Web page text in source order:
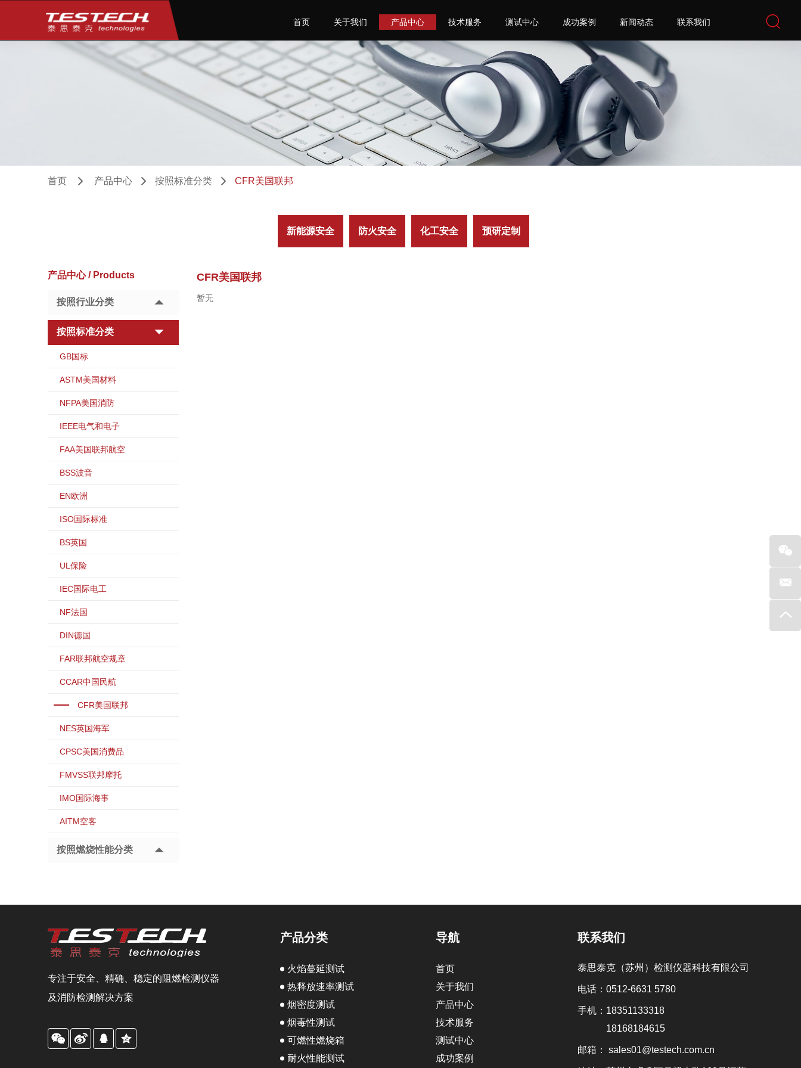
首页 关于我们 产品中心 技术服务 测试中心 成功案例 新闻动态 联系我们
首页 产品中心 按照标准分类 CFR美国联邦
新能源安全 防火安全 化工安全 预研定制
产品中心 / Products
按照行业分类
按照标准分类
GB国标
ASTM美国材料
NFPA美国消防
IEEE电气和电子
FAA美国联邦航空
BSS波音
EN欧洲
ISO国际标准
BS英国
UL保险
IEC国际电工
NF法国
DIN德国
FAR联邦航空规章
CCAR中国民航
CFR美国联邦
NES英国海军
CPSC美国消费品
FMVSS联邦摩托
IMO国际海事
AITM空客
按照燃烧性能分类
CFR美国联邦
暂无
专注于安全、精确、稳定的阻燃检测仪器
及消防检测解决方案
产品分类
火焰蔓延测试
热释放速率测试
烟密度测试
烟毒性测试
可燃性燃烧箱
耐火性能测试
导航
首页
关于我们
产品中心
技术服务
测试中心
成功案例
联系我们
泰思泰克（苏州）检测仪器科技有限公司
电话：0512-6631 5780
手机： 18351133318
18168184615
邮箱：sales01@testech.com.cn